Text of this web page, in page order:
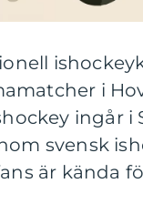
i
ingår i
svensk
är kända